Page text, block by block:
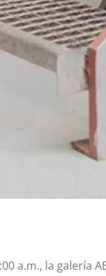
a.m., la galería